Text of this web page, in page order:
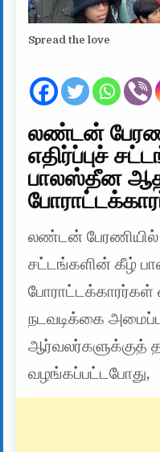
Spread the love
லண்டன்
எதிர்ப்புச்
பாலஸ்தீன
லண்டன் பேரணியில்
சட்டங்களின் கீழ்
நடவடிக்கை
வழங்கப்பட்டபோது, ​​